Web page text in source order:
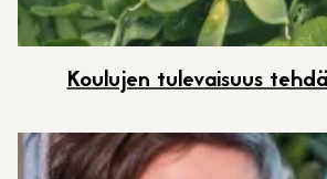
Koulujen tulevaisuus